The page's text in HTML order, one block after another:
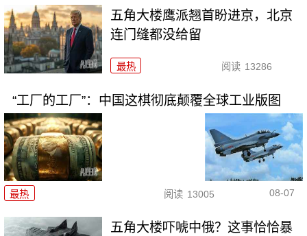
五角大楼鹰派翘首盼进京，北京
连门缝都没给留
最热 阅读 13286
“工厂的工厂”：中国这棋彻底颠覆全球工业版图
最热 阅读 13005 08-07
五角大楼吓唬中俄？这事恰恰暴